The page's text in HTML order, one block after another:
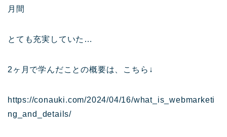
月間
とても充実していた…
2ヶ月で学んだことの概要は、こちら↓
https://conauki.com/2024/04/16/what_is_webmarketi
ng_and_details/